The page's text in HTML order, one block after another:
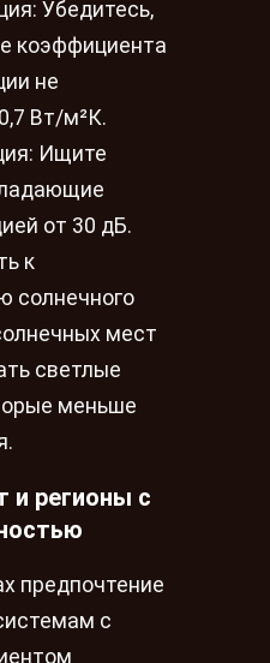
Убедитесь,
коэффициента
не
Вт/м²К.
Ищите
от 30 дБ.
к
солнечного
мест
светлые
меньше
и регионы с
предпочтение
с